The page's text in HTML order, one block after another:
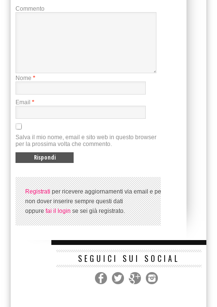
Commento
Nome *
Email *
Salva il mio nome, email e sito web in questo browser
per la prossima volta che commento.
Registratiper ricevere aggiornamenti via email e per
non dover inserire sempre questi dati
oppurefai il loginse sei già registrato.
SEGUICI SUI SOCIAL